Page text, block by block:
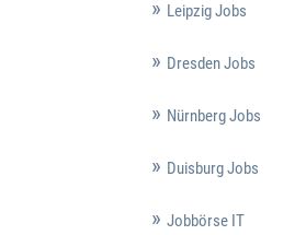
Leipzig Jobs
Dresden Jobs
Nürnberg Jobs
Duisburg Jobs
Jobbörse IT